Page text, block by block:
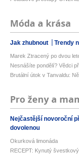
Móda a krása
Jak zhubnout Trendy
Marek Ztracený po dvou
Nesnášíte pondělí? Vědci
Brutální útok v Tanvaldu:
Pro ženy a
Nejčastější novoroční
dovolenou
Okurková limonáda
RECEPT: Kynutý